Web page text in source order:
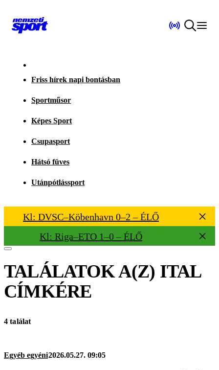
Friss hírek napi bontásban
Sportműsor
Képes Sport
Csupasport
Hátsó füves
Utánpótlássport
Kl: DVSC–Köbenhavn 0–2 – ÉLŐ
Kl: Riga–ETO 1–0 – ÉLŐ
TALÁLATOK A(Z) ITAL
CÍMKÉRE
4 találat
Egyéb egyéni2026.05.27. 09:05